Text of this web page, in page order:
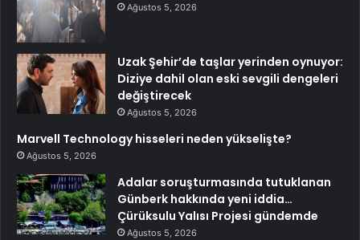
Ağustos 5, 2026
Uzak Şehir’de taşlar yerinden oynuyor:
Diziye dahil olan eski sevgili dengeleri
değiştirecek
Ağustos 5, 2026
Marvell Technology hisseleri neden yükselişte?
Ağustos 5, 2026
Adalar soruşturmasında tutuklanan
Günberk hakkında yeni iddia…
Çürüksulu Yalısı Projesi gündemde
Ağustos 5, 2026